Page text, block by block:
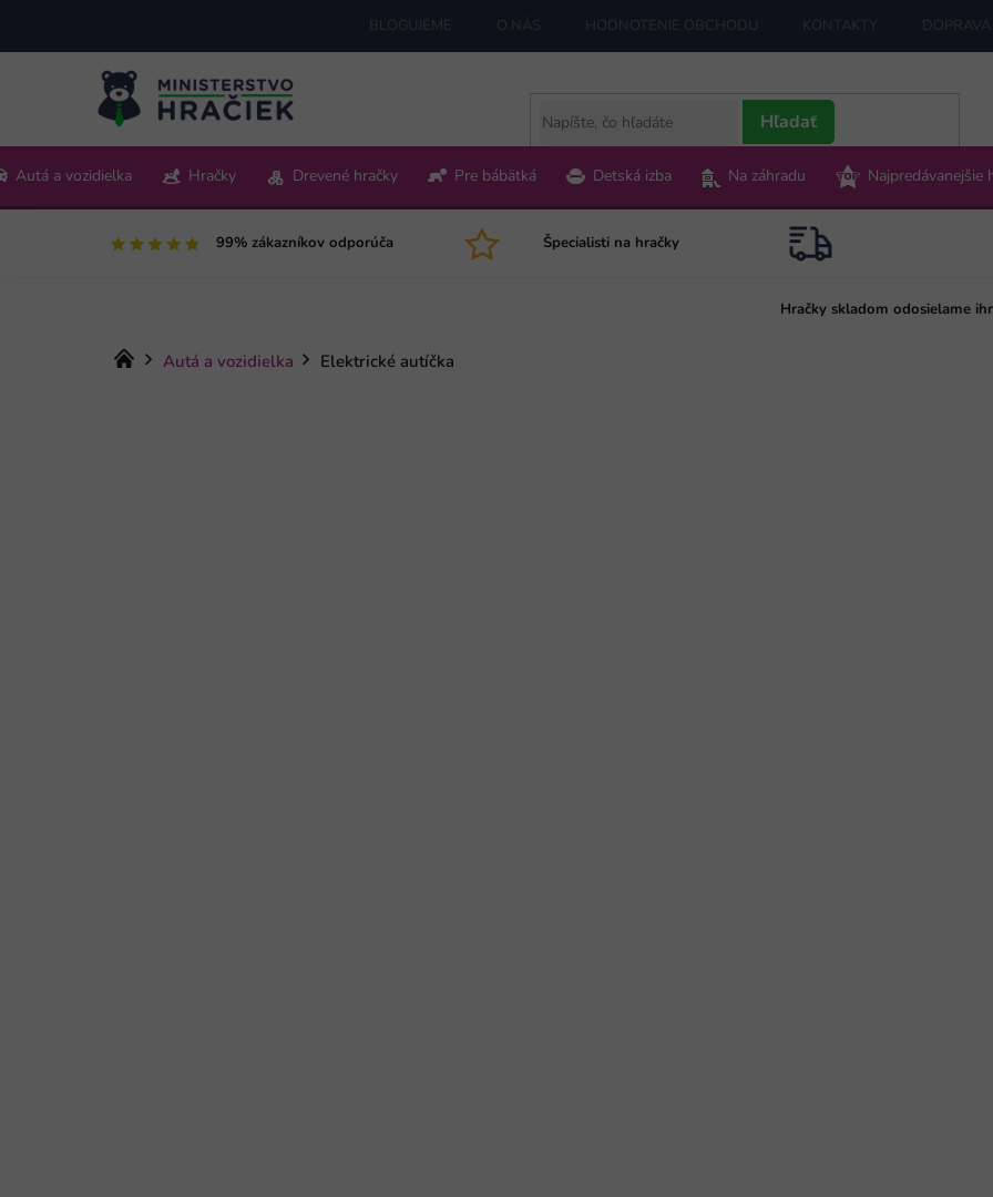
obsah
BLOGUJEME O NÁS HODNOTENIE OBCHODU KONTAKTY
Pon-Pia 9:00-15:00
Hľadať
Autá a vozidielka Hračky Drevené hračky Pre bábätká Detská izba Na záhradu Najpredávanejšie
99% zákazníkov odporúča Špecialisti na hračky
Hračky skladom odosielame
Domov
Autá a vozidielka Elektrické autíčka